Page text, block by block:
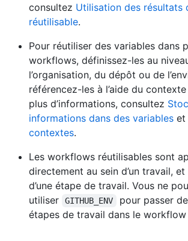
consultez Utilisation des résultats
réutilisable.
Pour réutiliser des variables dans
workflows, définissez-les au
l’organisation, du dépôt ou de
référencez-les à l’aide du contexte
plus d’informations, consultez
informations dans des variables et
contextes.
Les workflows réutilisables sont
directement au sein d’un travail,
d’une étape de travail. Vous ne
utiliser
GITHUB_ENV
pour passer
étapes de travail dans le workflow